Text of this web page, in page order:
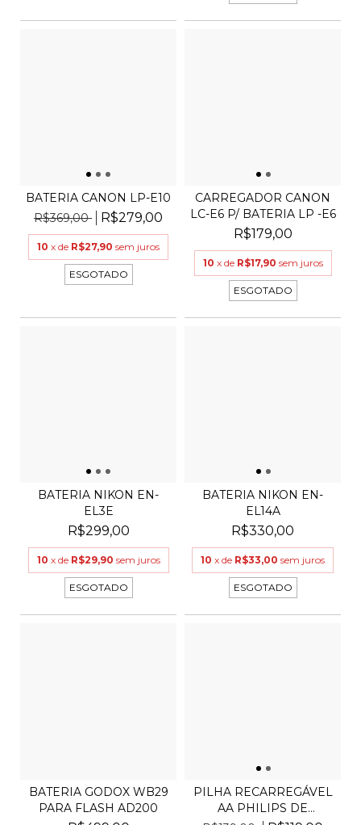
BATERIA CANON LP-E10
R$369,00
R$279,00
10 x de R$27,90 sem juros
ESGOTADO
CARREGADOR CANON
LC-E6 P/ BATERIA LP -E6
R$179,00
10 x de R$17,90 sem juros
ESGOTADO
BATERIA NIKON EN-
EL3E
R$299,00
10 x de R$29,90 sem juros
ESGOTADO
BATERIA NIKON EN-
EL14A
R$330,00
10 x de R$33,00 sem juros
ESGOTADO
BATERIA GODOX WB29
PARA FLASH AD200
PILHA RECARREGÁVEL
AA PHILIPS DE